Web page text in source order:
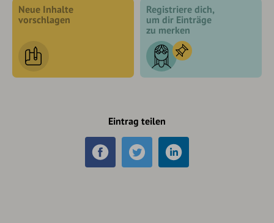
Neue Inhalte
vorschlagen
Registriere dich,
um dir Einträge
zu merken
Eintrag teilen